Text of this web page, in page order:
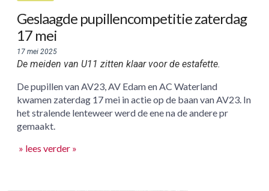
Geslaagde pupillencompetitie zaterdag
17 mei
17 mei 2025
De meiden van U11 zitten klaar voor de estafette.
De pupillen van AV23, AV Edam en AC Waterland
kwamen zaterdag 17 mei in actie op de baan van AV23. In
het stralende lenteweer werd de ene na de andere pr
gemaakt.
» lees verder »